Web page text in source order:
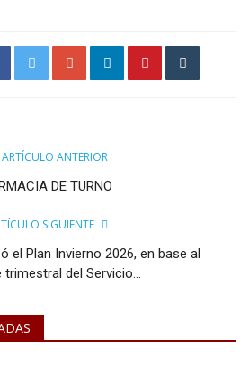
ARTÍCULO ANTERIOR
DE TURNO
SIGUIENTE
el Plan Invierno 2026, en base al
del Servicio...